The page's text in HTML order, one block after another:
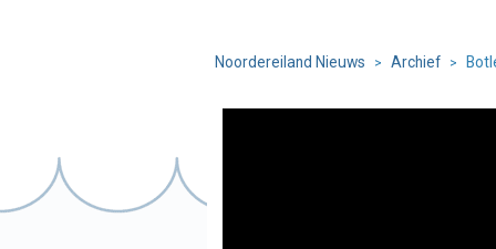
Noordereiland Nieuws > Archief >